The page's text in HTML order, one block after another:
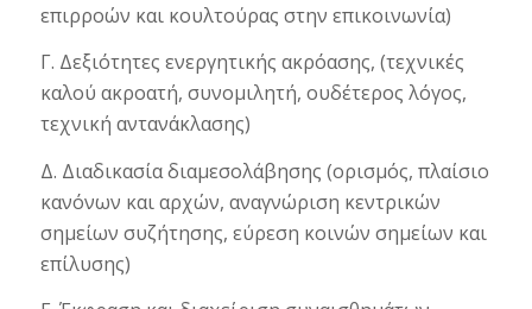
επιρροών και κουλτούρας στην επικοινωνία)
Γ. Δεξιότητες ενεργητικής ακρόασης, (τεχνικές
καλού ακροατή, συνομιλητή, ουδέτερος λόγος,
τεχνική αντανάκλασης)
Δ. Διαδικασία διαμεσολάβησης (ορισμός, πλαίσιο
κανόνων και αρχών, αναγνώριση κεντρικών
σημείων συζήτησης, εύρεση κοινών σημείων και
επίλυσης)